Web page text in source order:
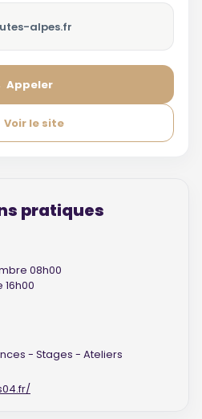
alpes.fr
Appeler
Voir le site
pratiques
08h00
- Stages - Ateliers